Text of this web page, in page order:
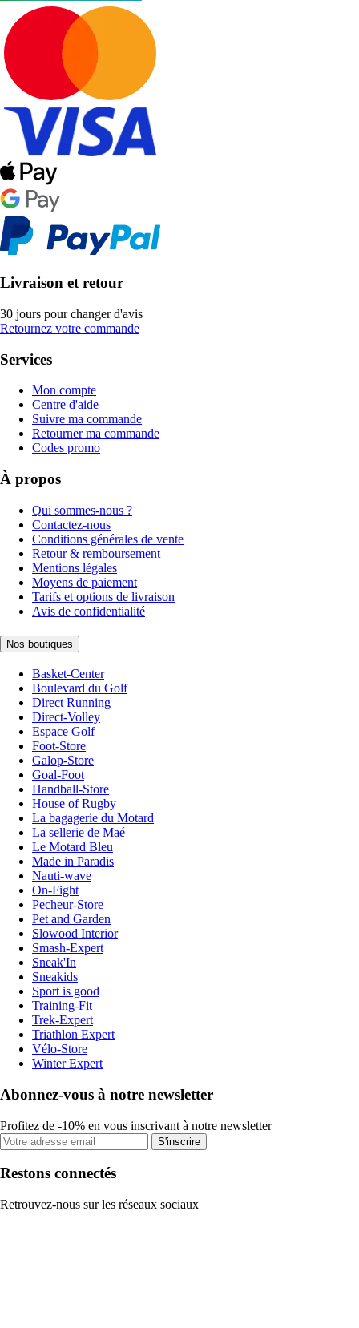
Livraison et retour
30 jours pour changer d'avis
Retournez votre commande
Services
Mon compte
Centre d'aide
Suivre ma commande
Retourner ma commande
Codes promo
À propos
Qui sommes-nous ?
Contactez-nous
Conditions générales de vente
Retour & remboursement
Mentions légales
Moyens de paiement
Tarifs et options de livraison
Avis de confidentialité
Nos boutiques
Basket-Center
Boulevard du Golf
Direct Running
Direct-Volley
Espace Golf
Foot-Store
Galop-Store
Goal-Foot
Handball-Store
House of Rugby
La bagagerie du Motard
La sellerie de Maé
Le Motard Bleu
Made in Paradis
Nauti-wave
On-Fight
Pecheur-Store
Pet and Garden
Slowood Interior
Smash-Expert
Sneak'In
Sneakids
Sport is good
Training-Fit
Trek-Expert
Triathlon Expert
Vélo-Store
Winter Expert
Abonnez-vous à notre newsletter
Profitez de -10% en vous inscrivant à notre newsletter
S'inscrire
Restons connectés
Retrouvez-nous sur les réseaux sociaux